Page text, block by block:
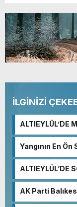
İLGİNİZİ
ALTIEYLÜL’DE
Yangının En
ALTIEYLÜL’DE
AK Parti
“Medyanın